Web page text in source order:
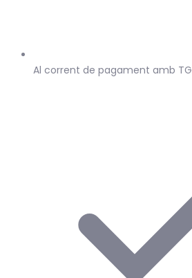
Al corrent de pagament amb